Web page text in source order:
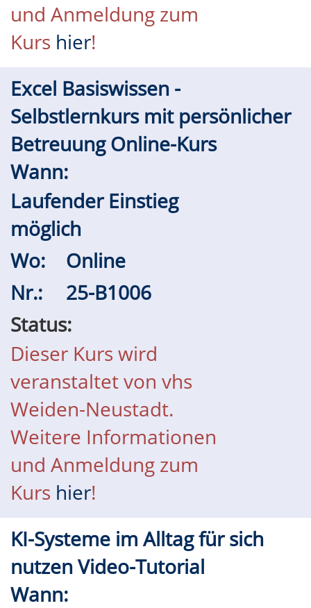
und Anmeldung zum
Kurs hier!
Excel Basiswissen -
Selbstlernkurs mit persönlicher
Betreuung Online-Kurs
Wann:
Laufender Einstieg
möglich
Wo:
Online
Nr.:
25-B1006
Status:
Dieser Kurs wird
veranstaltet von vhs
Weiden-Neustadt.
Weitere Informationen
und Anmeldung zum
Kurs hier!
KI-Systeme im Alltag für sich
nutzen Video-Tutorial
Wann: